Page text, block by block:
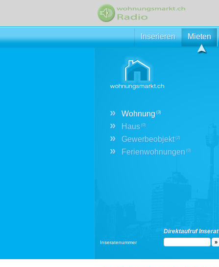
Inserieren Mieten
» Wohnung (3)
» Haus (0)
» Gewerbeobjekt(2)
» Ferienwohnungen (0)
Direktaufruf Inserat
Inseratenummer